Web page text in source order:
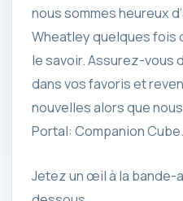
nous sommes heureux
Wheatley quelques fois
le savoir. Assurez-vous
dans vos favoris et
nouvelles alors que
Portal: Companion Cube.
Jetez un œil à la bande-